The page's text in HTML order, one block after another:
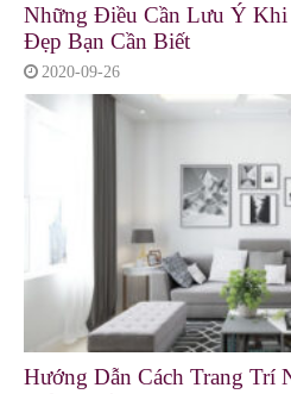
Những Điều Cần Lưu Ý Khi
Đẹp Bạn Cần Biết
2020-09-26
Hướng Dẫn Cách Trang Trí